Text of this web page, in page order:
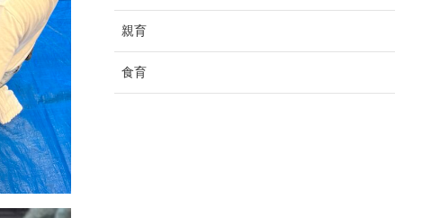
親育
食育